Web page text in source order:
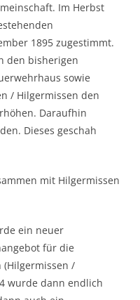
Im Herbst
1895 zugestimmt.
den bisherigen
sowie
/ Hilgermissen den
Daraufhin
Dieses geschah
mit Hilgermissen
ein neuer
für die
(Hilgermissen /
wurde dann endlich